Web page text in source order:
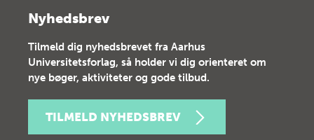
Nyhedsbrev
Tilmeld dig nyhedsbrevet fra Aarhus
Universitetsforlag, så holder vi dig orienteret om
nye bøger, aktiviteter og gode tilbud.
TILMELD NYHEDSBREV